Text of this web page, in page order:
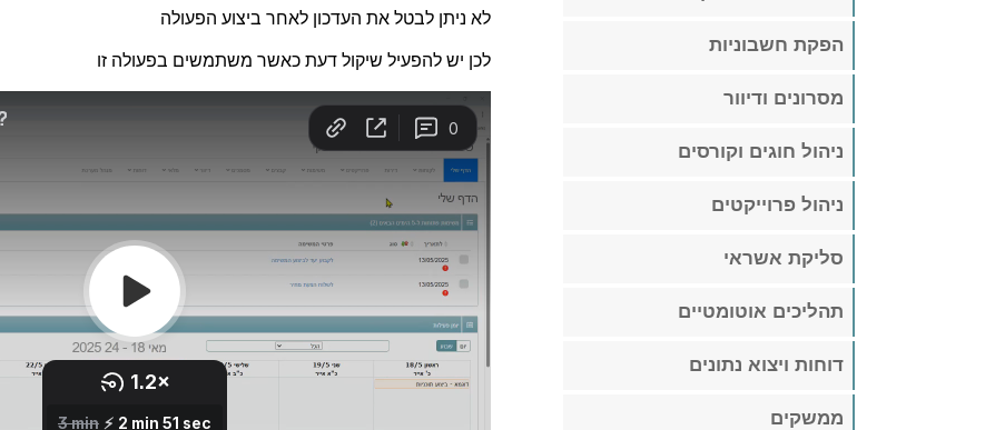
הפקת חשבוניות
מסרונים ודיוור
ניהול חוגים וקורסים
ניהול פרוייקטים
סליקת אשראי
תהליכים אוטומטיים
דוחות ויצוא נתונים
ממשקים
לא ניתן לבטל את העדכון לאחר ביצוע הפעולה
לכן יש להפעיל שיקול דעת כאשר משתמשים בפעולה זו